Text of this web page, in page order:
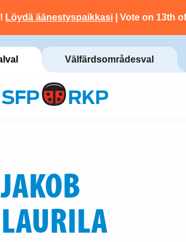
Löydä äänestyspaikkasi | Vote on 13th
Välfärdsområdesval
JAKOB
LAURILA